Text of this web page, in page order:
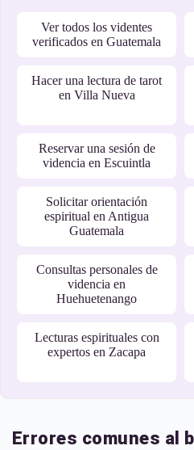
Ver todos los videntes
verificados en Guatemala
Hacer una lectura de tarot
en Villa Nueva
Reservar una sesión de
videncia en Escuintla
Solicitar orientación
espiritual en Antigua
Guatemala
Consultas personales de
videncia en
Huehuetenango
Lecturas espirituales con
expertos en Zacapa
Errores comunes al